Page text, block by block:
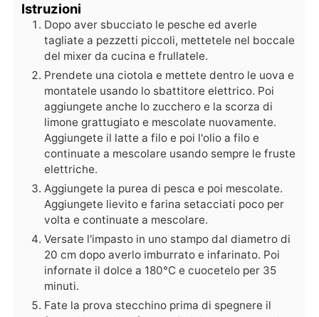
Istruzioni
Dopo aver sbucciato le pesche ed averle
tagliate a pezzetti piccoli, mettetele nel boccale
del mixer da cucina e frullatele.
Prendete una ciotola e mettete dentro le uova e
montatele usando lo sbattitore elettrico. Poi
aggiungete anche lo zucchero e la scorza di
limone grattugiato e mescolate nuovamente.
Aggiungete il latte a filo e poi l'olio a filo e
continuate a mescolare usando sempre le fruste
elettriche.
Aggiungete la purea di pesca e poi mescolate.
Aggiungete lievito e farina setacciati poco per
volta e continuate a mescolare.
Versate l'impasto in uno stampo dal diametro di
20 cm dopo averlo imburrato e infarinato. Poi
infornate il dolce a 180°C e cuocetelo per 35
minuti.
Fate la prova stecchino prima di spegnere il